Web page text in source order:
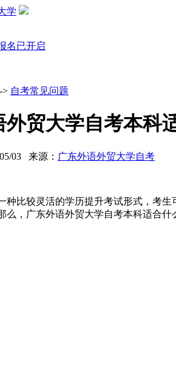
名已开启
-> 自考常见问题
外贸大学自考本科
03 来源： 广东外语外贸大学自考
种比较灵活的学历提升考试形式，考
么，广东外语外贸大学自考本科适合什